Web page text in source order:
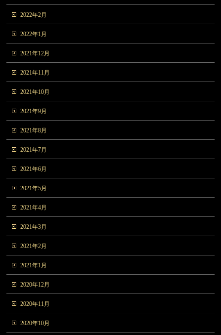
2022年2月
2022年1月
2021年12月
2021年11月
2021年10月
2021年9月
2021年8月
2021年7月
2021年6月
2021年5月
2021年4月
2021年3月
2021年2月
2021年1月
2020年12月
2020年11月
2020年10月